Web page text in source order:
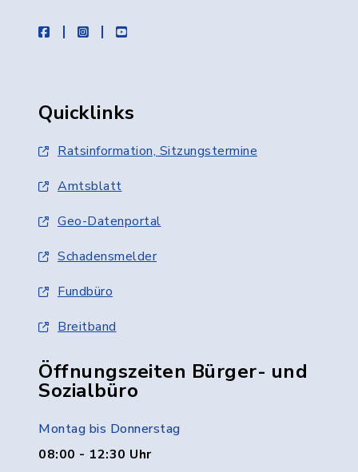
facebookinstagramyoutube
Quicklinks
Ratsinformation, Sitzungstermine
Amtsblatt
Geo-Datenportal
Schadensmelder
Fundbüro
Breitband
Öffnungszeiten Bürger- und
Sozialbüro
Montag bis Donnerstag
08:00 - 12:30 Uhr